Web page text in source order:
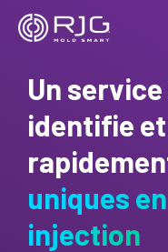
Aller
Un
identifie
uniques
injection